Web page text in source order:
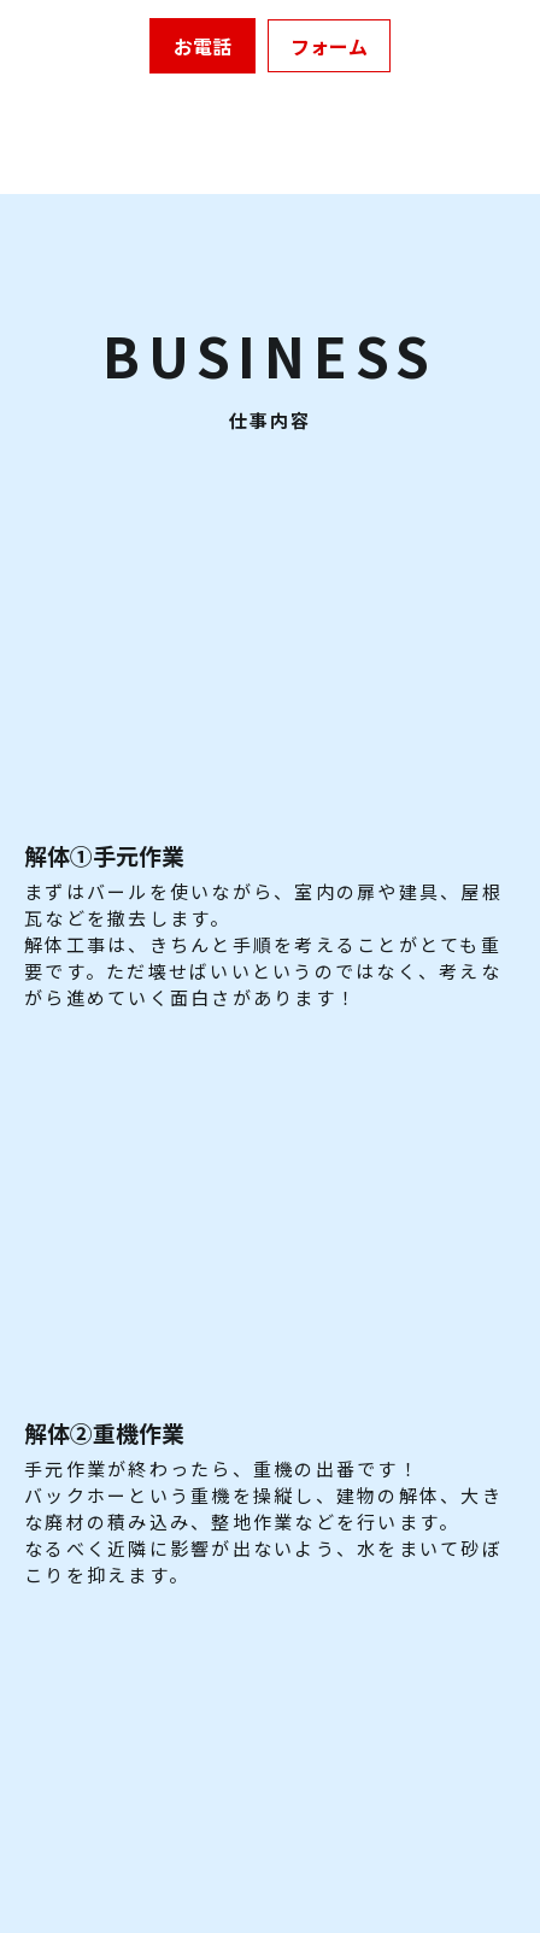
お電話 フォーム
BUSINESS
仕事内容
解体①手元作業
まずはバールを使いながら、室内の扉や建具、屋根
瓦などを撤去します。
解体工事は、きちんと手順を考えることがとても重
要です。ただ壊せばいいというのではなく、考えな
がら進めていく面白さがあります！
解体②重機作業
手元作業が終わったら、重機の出番です！
バックホーという重機を操縦し、建物の解体、大き
な廃材の積み込み、整地作業などを行います。
なるべく近隣に影響が出ないよう、水をまいて砂ぼ
こりを抑えます。